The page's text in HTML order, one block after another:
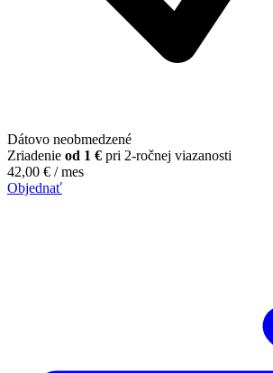
Dátovo neobmedzené
Zriadenie od 1 € pri 2-ročnej viazanosti
42,00 € / mes
Objednať